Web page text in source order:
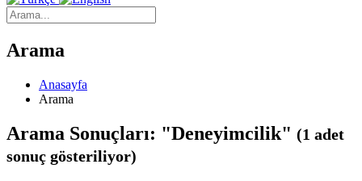
Arama
Anasayfa
Arama
Arama Sonuçları: "Deneyimcilik" (1 adet
sonuç gösteriliyor)